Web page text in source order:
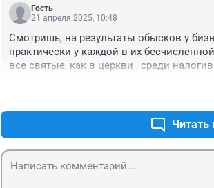
Гость
21 апреля 2025, 10:48
Смотришь, на результаты обысков у
практически у каждой в их
все святые, как в церкви , среди
Читать